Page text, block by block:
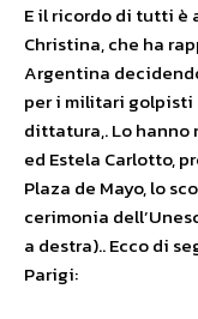
E il ricordo di tutti è
Christina, che ha
Argentina
per i militari golpisti
dittatura,. Lo hanno
ed Estela Carlotto,
Plaza de Mayo, lo
cerimonia
a destra).. Ecco di
Parigi: